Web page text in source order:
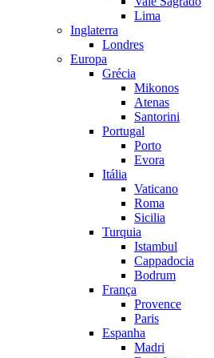
Lima
Inglaterra
Londres
Europa
Grécia
Mikonos
Atenas
Santorini
Portugal
Porto
Evora
Itália
Vaticano
Roma
Sicilia
Turquia
Istambul
Cappadocia
Bodrum
França
Provence
Paris
Espanha
Madri